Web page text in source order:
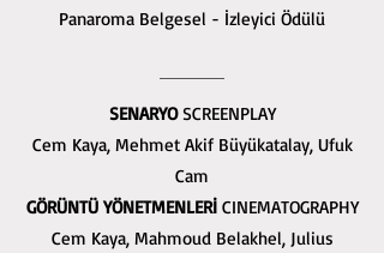
Panaroma Belgesel - İzleyici Ödülü
SENARYOSCREENPLAY
Cem Kaya, Mehmet Akif Büyükatalay, Ufuk
Cam
GÖRÜNTÜ YÖNETMENLERİ CINEMATOGRAPHY
Cem Kaya, Mahmoud Belakhel, Julius